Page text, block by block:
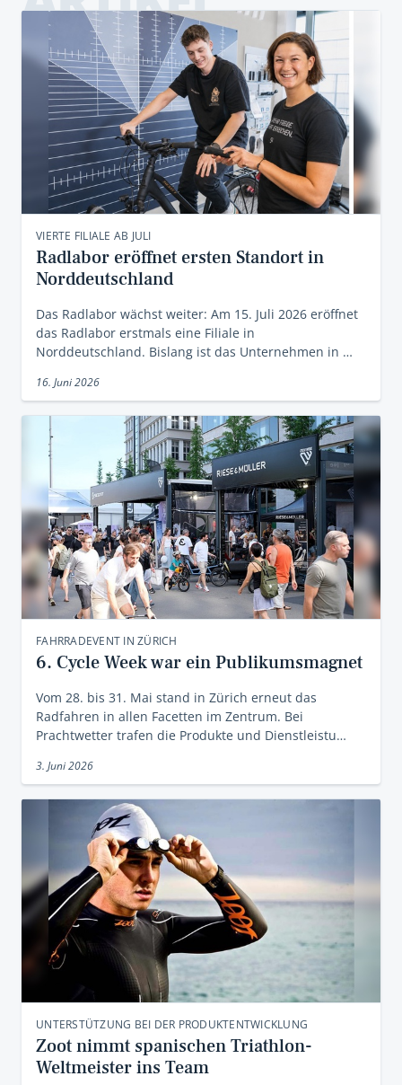
VIERTE FILIALE AB JULI
Radlabor eröffnet ersten Standort in
Norddeutschland
Das Radlabor wächst weiter: Am 15. Juli 2026 eröffnet
das Radlabor erstmals eine Filiale in
Norddeutschland. Bislang ist das Unternehmen in …
16. Juni 2026
FAHRRADEVENT IN ZÜRICH
6. Cycle Week war ein Publikumsmagnet
Vom 28. bis 31. Mai stand in Zürich erneut das
Radfahren in allen Facetten im Zentrum. Bei
Prachtwetter trafen die Produkte und Dienstleistu…
3. Juni 2026
UNTERSTÜTZUNG BEI DER PRODUKTENTWICKLUNG
Zoot nimmt spanischen Triathlon-
Weltmeister ins Team